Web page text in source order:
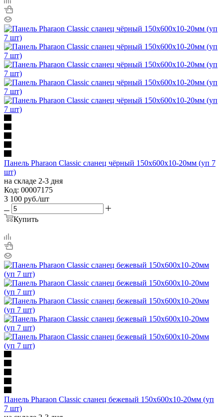
Панель Pharaon Classic сланец чёрный 150х600х10-20мм (уп 7
шт)
на складе 2-3 дня
Код: 00007175
3 100 руб./шт
Купить
Панель Pharaon Classic сланец бежевый 150х600х10-20мм (уп
7 шт)